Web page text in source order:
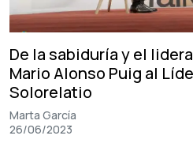
De la sabiduría y el
Mario Alonso Puig al
Solorelatio
Marta García
26/06/2023